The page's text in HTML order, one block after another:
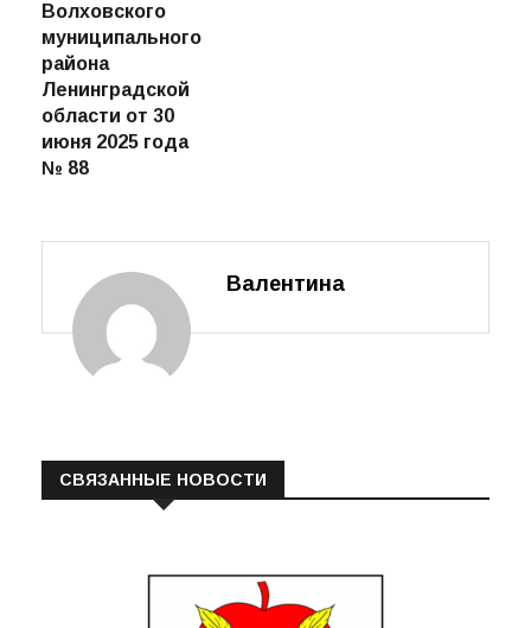
Волховского
муниципального
района
Ленинградской
области от 30
июня 2025 года
№ 88
Валентина
СВЯЗАННЫЕ НОВОСТИ